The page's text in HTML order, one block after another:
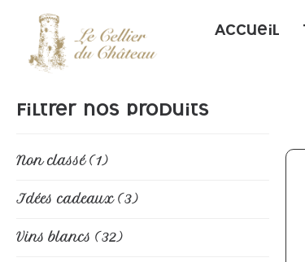
Accueil
Filtrer nos produits
Non classé (1)
Idées cadeaux (3)
Vins blancs (32)